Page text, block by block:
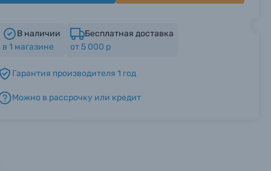
В наличии
в 1 магазине
Бесплатная доставка
от 5 000 р
Гарантия производителя 1 год
Можно в рассрочку или кредит